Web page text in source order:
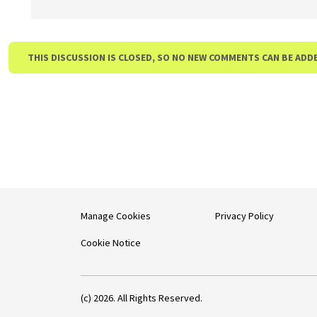
THIS DISCUSSION IS CLOSED, SO NO NEW COMMENTS CAN BE
Manage Cookies
Cookie Notice
Privacy Policy
(c) 2026. All Rights Reserved.